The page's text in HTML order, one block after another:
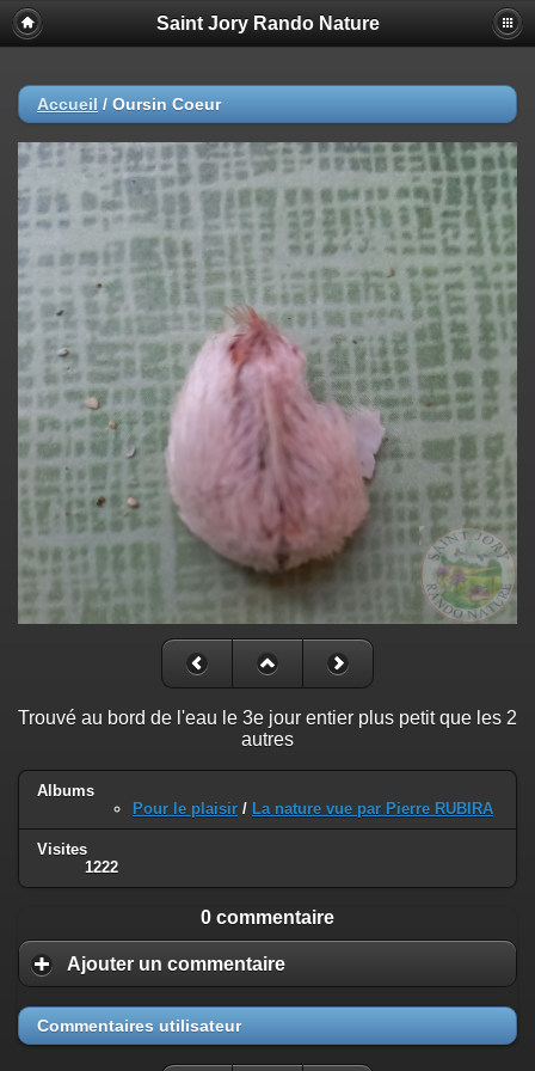
Saint Jory Rando Nature
Accueil / Oursin Coeur
Trouvé au bord de l'eau le 3e jour entier plus petit que les 2
autres
Albums
Pour le plaisir / La nature vue par Pierre RUBIRA
Visites
1222
0 commentaire
Ajouter un commentaire
Commentaires utilisateur